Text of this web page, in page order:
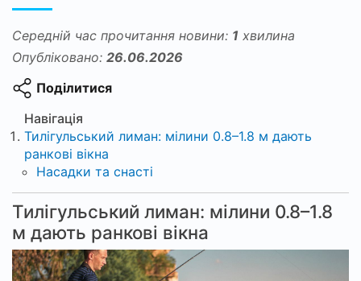
Середній час прочитання новини: 1 хвилина
Опубліковано: 26.06.2026
Поділитися
Навігація
Тилігульський лиман: мілини 0.8–1.8 м дають
ранкові вікна
Насадки та снасті
Тилігульський лиман: мілини 0.8–1.8
м дають ранкові вікна